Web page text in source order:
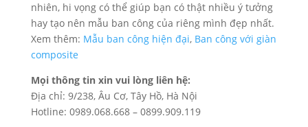
nhiên, hi vọng có thể giúp bạn có thật nhiều ý tưởng
hay tạo nên mẫu ban công của riêng mình đẹp nhất.
Xem thêm: Mẫu ban công hiện đại, Ban công với giàn
composite
Mọi thông tin xin vui lòng liên hệ:
Địa chỉ: 9/238, Âu Cơ, Tây Hồ, Hà Nội
Hotline: 0989.068.668 – 0899.909.119